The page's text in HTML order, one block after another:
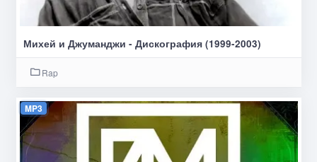
Михей и Джуманджи - Дискография (1999-2003)
Rap
MP3